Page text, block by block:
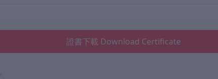
證書下載 Download Certificate